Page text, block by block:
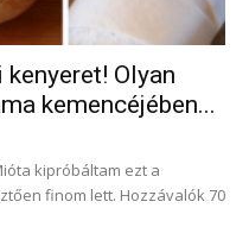
Olyan
kemencéjében...
kipróbáltam ezt a
finom lett. Hozzávalók 70